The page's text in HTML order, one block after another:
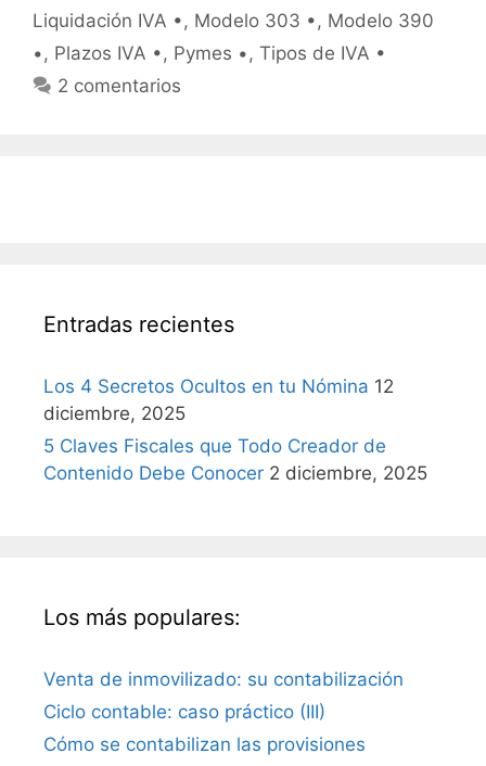
Liquidación IVA • , Modelo 303 • , Modelo 390
• , Plazos IVA • , Pymes • , Tipos de IVA •
2 comentarios
Entradas recientes
Los 4 Secretos Ocultos en tu Nómina 12
diciembre, 2025
5 Claves Fiscales que Todo Creador de
Contenido Debe Conocer 2 diciembre, 2025
Los más populares:
Venta de inmovilizado: su contabilización
Ciclo contable: caso práctico (III)
Cómo se contabilizan las provisiones